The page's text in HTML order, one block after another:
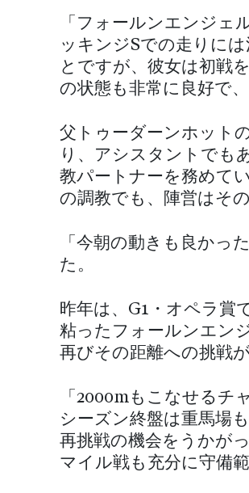
「フォールンエンジェ
ッキンジSでの走りに
とですが、彼女は初戦
の状態も非常に良好で
父トゥーダーンホット
り、アシスタントでも
教パートナーを務めて
の調教でも、陣営はそ
「今朝の動きも良かっ
た。
昨年は、G1・オペラ賞
粘ったフォールンエン
再びその距離への挑戦
「2000mもこなせるチ
シーズン終盤は重馬場
再挑戦の機会をうかが
マイル戦も充分に守備範